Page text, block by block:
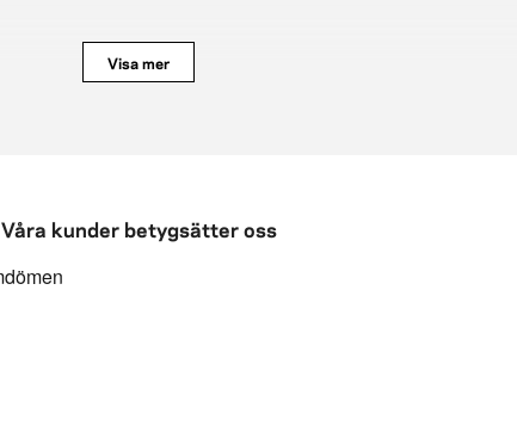
Visa mer
Våra kunder betygsätter oss